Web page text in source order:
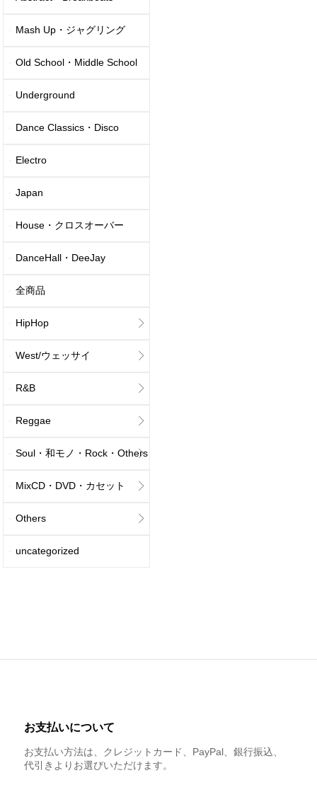
Mash Up・ジャグリング
Old School・Middle School
Underground
Dance Classics・Disco
Electro
Japan
House・クロスオーバー
DanceHall・DeeJay
全商品
HipHop
West/ウェッサイ
R&B
Reggae
Soul・和モノ・Rock・Others
MixCD・DVD・カセット
Others
uncategorized
お支払いについて
お支払い方法は、クレジットカード、PayPal、銀行振込、
代引きよりお選びいただけます。